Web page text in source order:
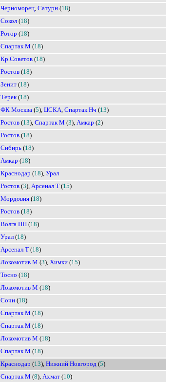
Черноморец, Сатурн(18)
Сокол(18)
Ротор (18)
Спартак М (18)
Кр.Советов(18)
Ростов(18)
Зенит(18)
Терек(18)
ФК Москва(5), ЦСКА, Спартак Нч (13)
Ростов(13), Спартак М (3), Амкар (2)
Ростов(18)
Сибирь(18)
Амкар (18)
Краснодар (18), Урал
Ростов(3), Арсенал Т(15)
Мордовия(18)
Ростов(18)
Волга НН(18)
Урал(18)
Арсенал Т(18)
Локомотив М (3), Химки(15)
Тосно (18)
Локомотив М (18)
Сочи(18)
Спартак М (18)
Спартак М (18)
Локомотив М (18)
Спартак М (18)
Краснодар (13), Нижний Новгород (5)
Спартак М (8), Ахмат(10)